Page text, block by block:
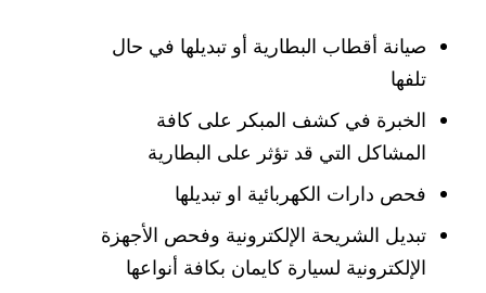
صيانة أقطاب البطارية أو تبديلها في حال
تلفها
الخبرة في كشف المبكر على كافة
المشاكل التي قد تؤثر على البطارية
فحص دارات الكهربائية او تبديلها
تبديل الشريحة الإلكترونية وفحص الأجهزة
الإلكترونية لسيارة كايمان بكافة أنواعها